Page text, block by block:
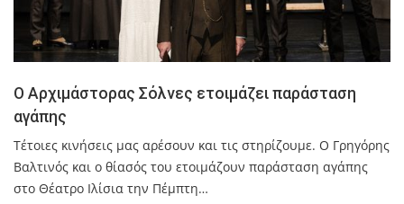
Ο Αρχιμάστορας Σόλνες ετοιμάζει παράσταση
αγάπης
Τέτοιες κινήσεις μας αρέσουν και τις στηρίζουμε. Ο Γρηγόρης
Βαλτινός και ο θίασός του ετοιμάζουν παράσταση αγάπης
στο Θέατρο Ιλίσια την Πέμπτη…